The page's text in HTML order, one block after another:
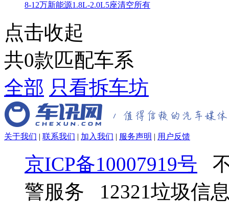
8-12万新能源1.8L-2.0L5座清空所有
点击收起
共0款匹配车系
全部 只看拆车坊
关于我们 | 联系我们 | 加入我们 | 服务声明 | 用户反馈
京ICP备10007919号
警服务 12321垃圾信